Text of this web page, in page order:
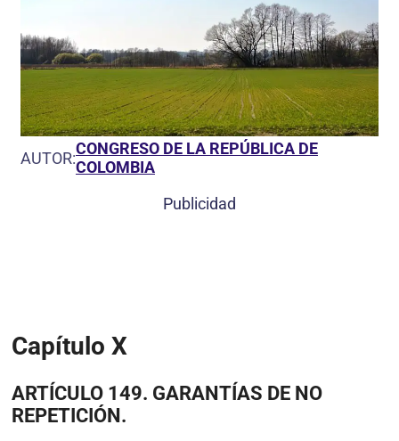
AUTOR:CONGRESO DE LA REPÚBLICA DE
COLOMBIA
Publicidad
Capítulo X
ARTÍCULO 149. GARANTÍAS DE NO
REPETICIÓN.